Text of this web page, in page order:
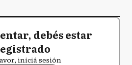
debés estar
iniciá sesión